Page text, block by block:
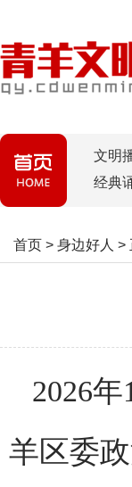
文明
经典
首页 > 身边好人 >
2026
羊区委